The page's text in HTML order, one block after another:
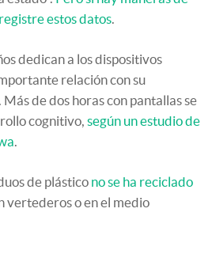
estos datos.
dedican a los dispositivos
relación con su
de dos horas con pantallas se
cognitivo, según un estudio de
.
de plástico no se ha reciclado
vertederos o en el medio